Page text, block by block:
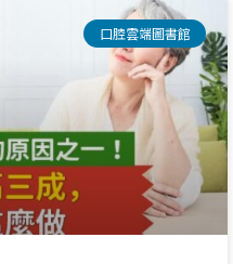
口腔雲端圖書館